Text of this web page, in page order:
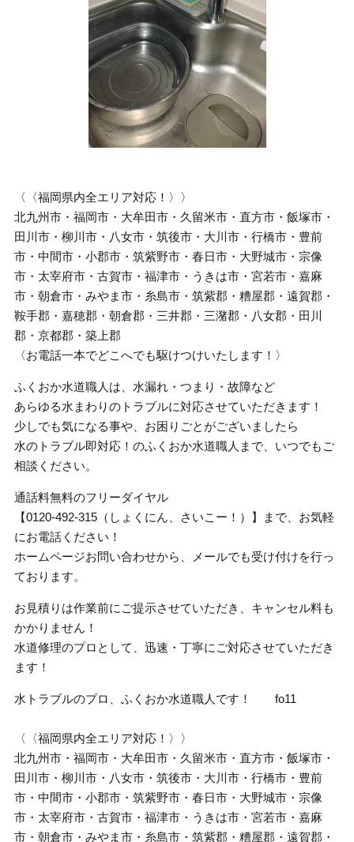
〈〈福岡県内全エリア対応！〉〉
北九州市・福岡市・大牟田市・久留米市・直方市・飯塚市・
田川市・柳川市・八女市・筑後市・大川市・行橋市・豊前
市・中間市・小郡市・筑紫野市・春日市・大野城市・宗像
市・太宰府市・古賀市・福津市・うきは市・宮若市・嘉麻
市・朝倉市・みやま市・糸島市・筑紫郡・糟屋郡・遠賀郡・
鞍手郡・嘉穂郡・朝倉郡・三井郡・三潴郡・八女郡・田川
郡・京都郡・築上郡
〈お電話一本でどこへでも駆けつけいたします！〉
ふくおか水道職人は、水漏れ・つまり・故障など
あらゆる水まわりのトラブルに対応させていただきます！
少しでも気になる事や、お困りごとがございましたら
水のトラブル即対応！のふくおか水道職人まで、いつでもご
相談ください。
通話料無料のフリーダイヤル
【0120-492-315（しょくにん、さいこー！）】まで、お気軽
にお電話ください！
ホームページお問い合わせから、メールでも受け付けを行っ
ております。
お見積りは作業前にご提示させていただき、キャンセル料も
かかりません！
水道修理のプロとして、迅速・丁寧にご対応させていただき
ます！
水トラブルのプロ、ふくおか水道職人です！ fo11
〈〈福岡県内全エリア対応！〉〉
北九州市・福岡市・大牟田市・久留米市・直方市・飯塚市・
田川市・柳川市・八女市・筑後市・大川市・行橋市・豊前
市・中間市・小郡市・筑紫野市・春日市・大野城市・宗像
市・太宰府市・古賀市・福津市・うきは市・宮若市・嘉麻
市・朝倉市・みやま市・糸島市・筑紫郡・糟屋郡・遠賀郡・